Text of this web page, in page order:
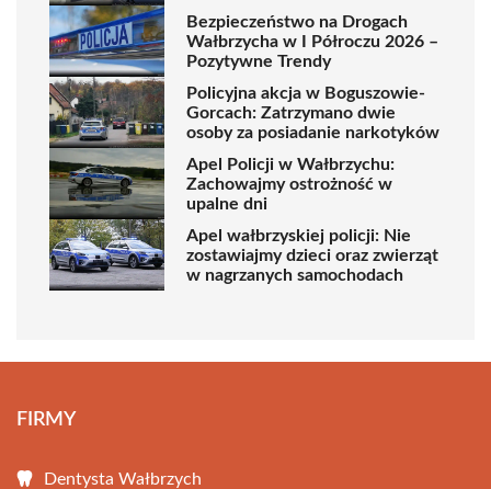
Bezpieczeństwo na Drogach
Wałbrzycha w I Półroczu 2026 –
Pozytywne Trendy
Policyjna akcja w Boguszowie-
Gorcach: Zatrzymano dwie
osoby za posiadanie narkotyków
Apel Policji w Wałbrzychu:
Zachowajmy ostrożność w
upalne dni
Apel wałbrzyskiej policji: Nie
zostawiajmy dzieci oraz zwierząt
w nagrzanych samochodach
FIRMY
Dentysta Wałbrzych